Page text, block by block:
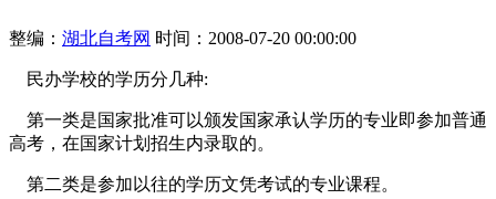
整编： 湖北自考网 时间：2008-07-20 00:00:00
民办学校的学历分几种:
第一类是国家批准可以颁发国家承认学历的专业即参加普通
高考，在国家计划招生内录取的。
第二类是参加以往的学历文凭考试的专业课程。